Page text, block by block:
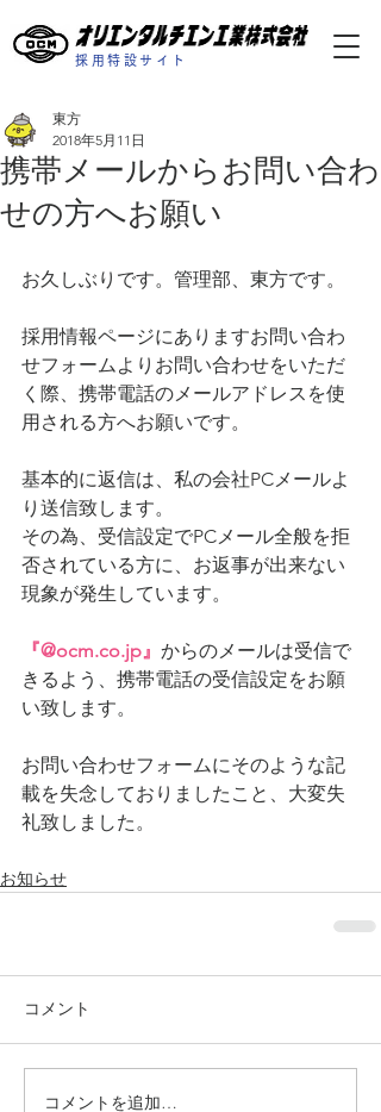
採用特設サイト
携帯メールからお問い合わ
せの方へお願い
東方
2018年5月11日
お久しぶりです。管理部、東方です。
採用情報ページにありますお問い合わ
せフォームよりお問い合わせをいただ
く際、携帯電話のメールアドレスを使
用される方へお願いです。
基本的に返信は、私の会社PCメールよ
り送信致します。
その為、受信設定でPCメール全般を拒
否されている方に、お返事が出来ない
現象が発生しています。
『@ocm.co.jp』 からのメールは受信で
きるよう、携帯電話の受信設定をお願
い致します。
お問い合わせフォームにそのような記
載を失念しておりましたこと、大変失
礼致しました。
お知らせ
コメント
コメントを追加…